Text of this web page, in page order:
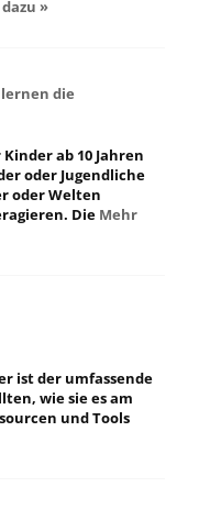
»
die
ab 10 Jahren
oder Jugendliche
oder Welten
Die Mehr
ist der umfassende
wie sie es am
und Tools